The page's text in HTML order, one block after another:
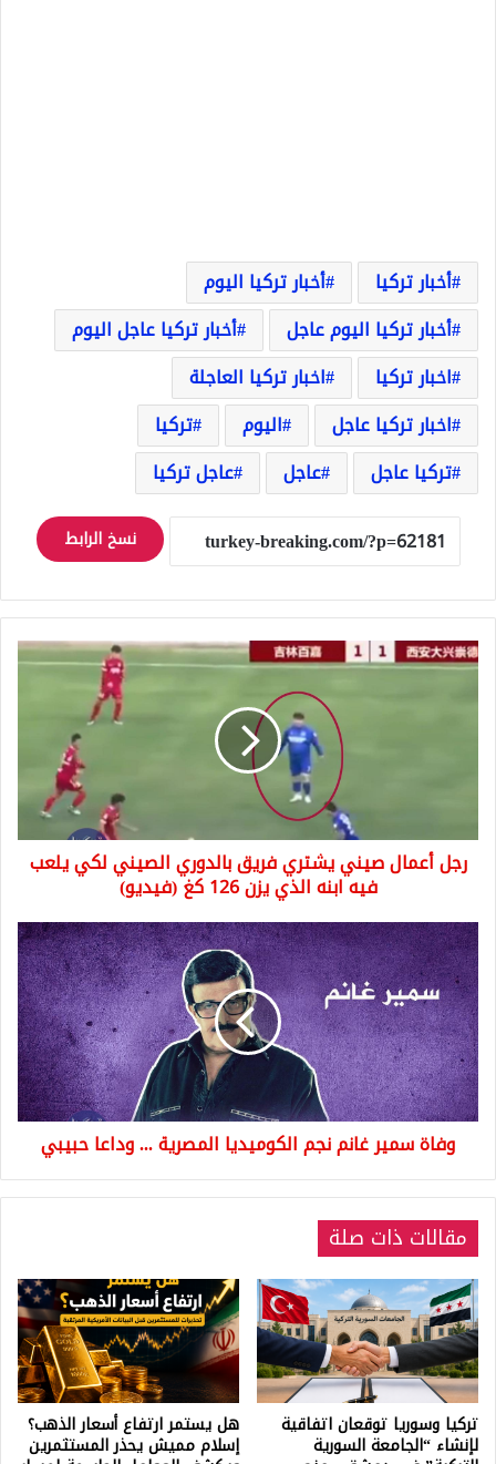
أخبار تركيا
أخبار تركيا اليوم
أخبار تركيا اليوم عاجل
أخبار تركيا عاجل اليوم
اخبار تركيا
اخبار تركيا العاجلة
اخبار تركيا عاجل
اليوم
تركيا
تركيا عاجل
عاجل عاجل تركيا
نسخ الرابط
رجل
أعمال
يلعب
فيه
ابنه
يزن
126
كغ
(فيديو)
رجل أعمال صيني يشتري فريق بالدوري الصيني لكي يلعب
فيه ابنه الذي يزن 126 كغ (فيديو)
وفاة
سمير
غانم
نجم
الكوميديا
المصرية
...
وداعا
حبيبي
وفاة سمير غانم نجم الكوميديا المصرية ... وداعا حبيبي
مقالات ذات صلة
تركيا وسوريا توقعان اتفاقية
لإنشاء “الجامعة السورية
هل يستمر ارتفاع أسعار الذهب؟
إسلام مميش يحذر المستثمرين